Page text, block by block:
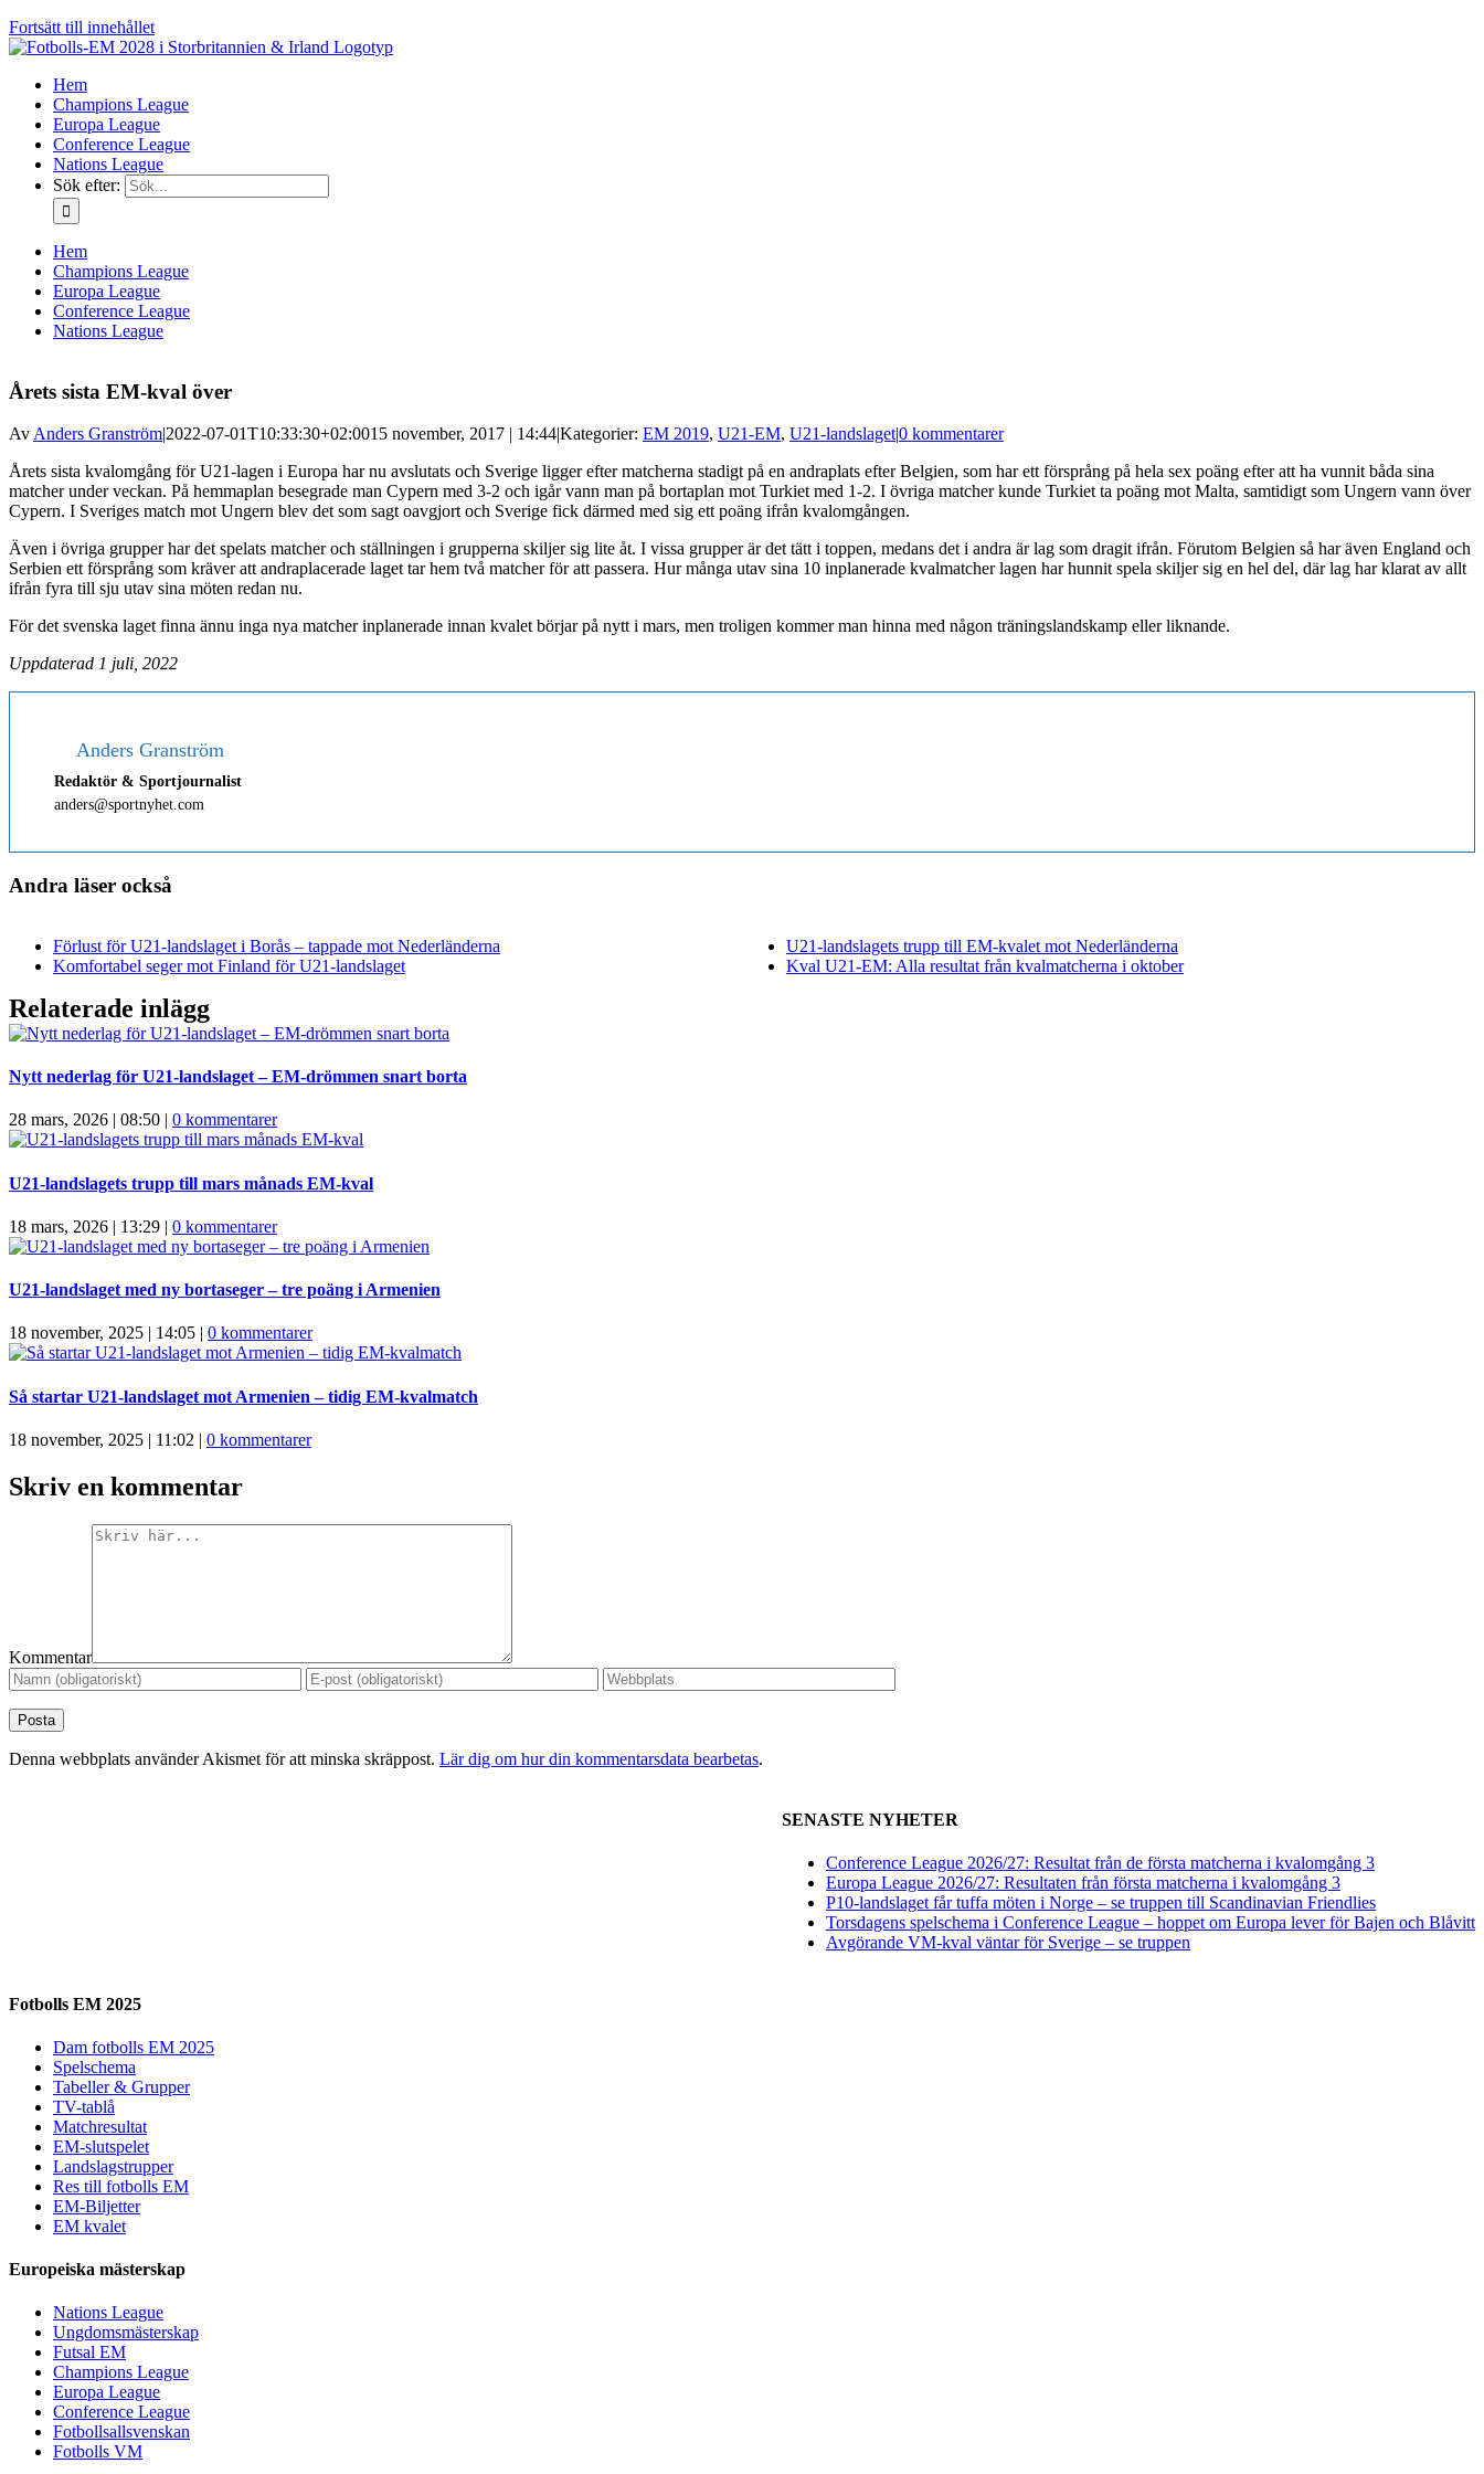
Fortsätt till innehållet
Hem
Champions League
Europa League
Conference League
Nations League
Sök efter:
Hem
Champions League
Europa League
Conference League
Nations League
Årets sista EM-kval över
AvAnders Granström|2022-07-01T10:33:30+02:0015 november, 2017 | 14:44|Kategorier: EM 2019, U21-EM, U21-landslaget|0 kommentarer
Årets sista kvalomgång för U21-lagen i Europa har nu avslutats och Sverige ligger efter matcherna stadigt på en andraplats efter Belgien, som har ett försprång på hela sex poäng efter att ha vunnit båda sina
matcher under veckan. På hemmaplan besegrade man Cypern med 3-2 och igår vann man på bortaplan mot Turkiet med 1-2. I övriga matcher kunde Turkiet ta poäng mot Malta, samtidigt som Ungern vann över
Cypern. I Sveriges match mot Ungern blev det som sagt oavgjort och Sverige fick därmed med sig ett poäng ifrån kvalomgången.
Även i övriga grupper har det spelats matcher och ställningen i grupperna skiljer sig lite åt. I vissa grupper är det tätt i toppen, medans det i andra är lag som dragit ifrån. Förutom Belgien så har även England och
Serbien ett försprång som kräver att andraplacerade laget tar hem två matcher för att passera. Hur många utav sina 10 inplanerade kvalmatcher lagen har hunnit spela skiljer sig en hel del, där lag har klarat av allt
ifrån fyra till sju utav sina möten redan nu.
För det svenska laget finna ännu inga nya matcher inplanerade innan kvalet börjar på nytt i mars, men troligen kommer man hinna med någon träningslandskamp eller liknande.
Uppdaterad 1 juli, 2022
Anders Granström
Redaktör & Sportjournalist
anders@sportnyhet.com
Andra läser också
Förlust för U21-landslaget i Borås – tappade mot Nederländerna
Komfortabel seger mot Finland för U21-landslaget
U21-landslagets trupp till EM-kvalet mot Nederländerna
Kval U21-EM: Alla resultat från kvalmatcherna i oktober
Relaterade inlägg
Nytt nederlag för U21-landslaget – EM-drömmen snart borta
28 mars, 2026 | 08:50 | 0 kommentarer
U21-landslagets trupp till mars månads EM-kval
18 mars, 2026 | 13:29 | 0 kommentarer
U21-landslaget med ny bortaseger – tre poäng i Armenien
18 november, 2025 | 14:05 0 kommentarer
Så startar U21-landslaget mot Armenien – tidig EM-kvalmatch
18 november, 2025 | 11:02 | 0 kommentarer
Skriv en kommentar
Kommentar
Denna webbplats använder Akismet för att minska skräppost. Lär dig om hur din kommentarsdata bearbetas.
SENASTE NYHETER
Conference League 2026/27: Resultat från de första matcherna i kvalomgång 3
Europa League 2026/27: Resultaten från första matcherna i kvalomgång 3
P10-landslaget får tuffa möten i Norge – se truppen till Scandinavian Friendlies
Torsdagens spelschema i Conference League – hoppet om Europa lever för Bajen och Blåvitt
Avgörande VM-kval väntar för Sverige – se truppen
Fotbolls EM 2025
Dam fotbolls EM 2025
Spelschema
Tabeller & Grupper
TV-tablå
Matchresultat
EM-slutspelet
Landslagstrupper
Res till fotbolls EM
EM-Biljetter
EM kvalet
Europeiska mästerskap
Nations League
Ungdomsmästerskap
Futsal EM
Champions League
Europa League
Conference League
Fotbollsallsvenskan
Fotbolls VM